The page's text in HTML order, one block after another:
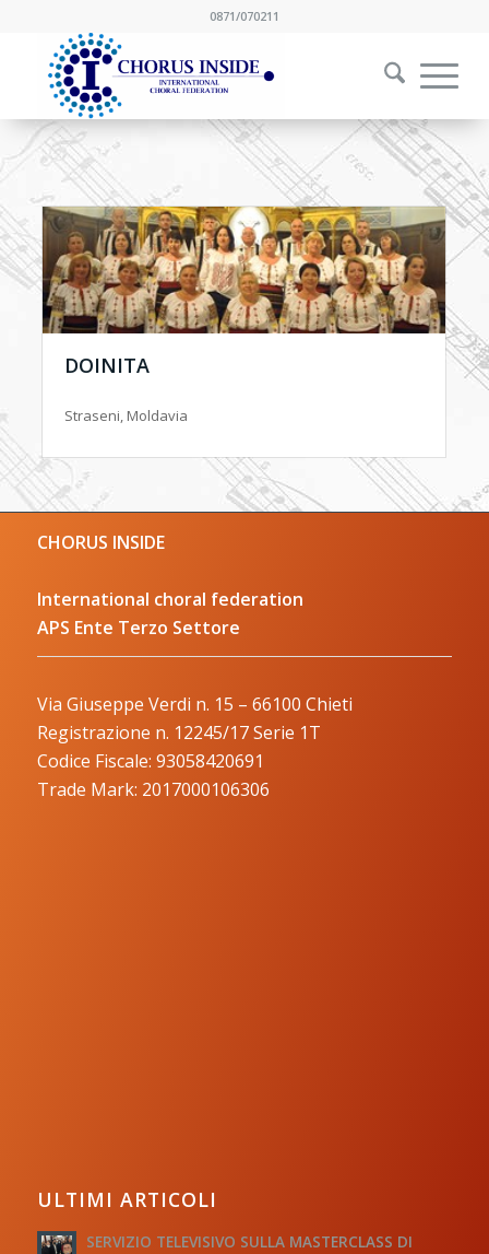
0871/070211
DOINITA
Straseni, Moldavia
CHORUS INSIDE
International choral federation
APS Ente Terzo Settore
Via Giuseppe Verdi n. 15 – 66100 Chieti
Registrazione n. 12245/17 Serie 1T
Codice Fiscale: 93058420691
Trade Mark: 2017000106306
ULTIMI ARTICOLI
SERVIZIO TELEVISIVO SULLA MASTERCLASS DI